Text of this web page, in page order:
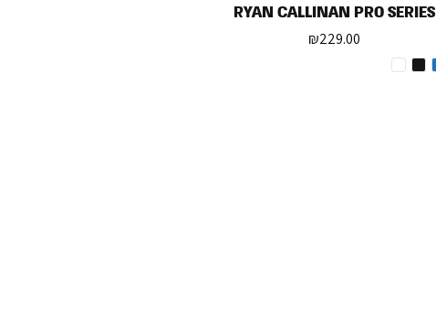
RYAN CALLINAN PRO SERIES
₪229.00